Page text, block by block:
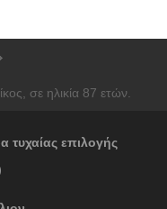
σε ηλικία 87 ετών.
τυχαίας επιλογής